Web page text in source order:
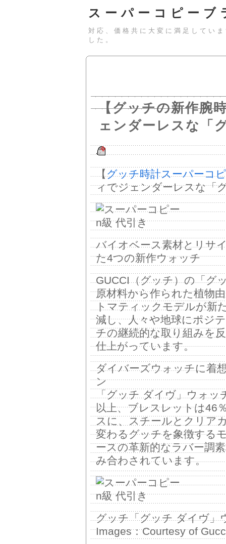
スーパーコピー
対応、価格共に大変に満足してい
した。
【グッチの新作腕
ェンダーレスな「
【グッチ時計スーパーコ
ィでジェンダーレスな「
バイオベース素材とリサ
た4つの新作ウォッチ
GUCCI（グッチ）の「グ
原材料から作られた植物
トマティックモデルが新
減し、人々や地球にポジ
チの継続的な取り組みを
仕上がっています。
ダイバーズウォッチに着
ン
「グッチ ダイヴ」ウォ
以上、ブレスレットは46
スに、スチールとクリア
変わるグッチを象徴する
ースの革新的なラバー調
み合わされています。
グッチ「グッチ ダイヴ
Images：Courtesy of